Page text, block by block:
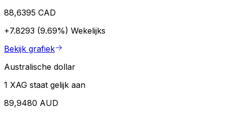
88,6395 CAD
+7.8293 (9.69%) Wekelijks
Bekijk grafiek
Australische dollar
1 XAG staat gelijk aan
89,9480 AUD